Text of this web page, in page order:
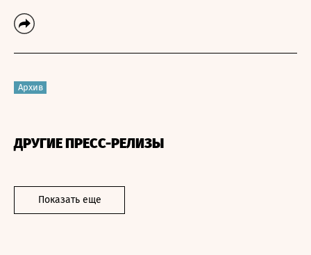
Архив
ДРУГИЕ ПРЕСС-РЕЛИЗЫ
Показать еще